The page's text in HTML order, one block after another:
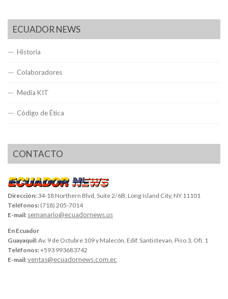
ECUADOR NEWS
Historia
Colaboradores
Media KIT
Código de Ética
CONTACTO
Dirección: 34-18 Northern Blvd, Suite 2/6B, Long Island City, NY 11101
Teléfonos: (718) 205-7014
E-mail: semanario@ecuadornews.us
En Ecuador
Guayaquil:Av. 9 de Octubre 109 y Malecón, Edif. Santistevan, Piso 3, Ofi. 1
Teléfonos:+593 993683742
E-mail:ventas@ecuadornews.com.ec